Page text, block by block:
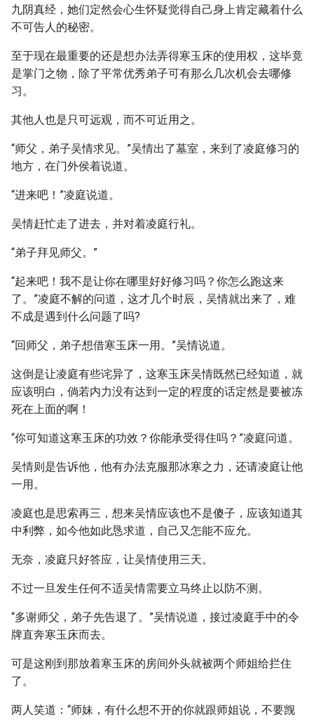
九阴真经，她们定然会心生怀疑觉得自己身上肯定藏着什么
不可告人的秘密。
至于现在最重要的还是想办法弄得寒玉床的使用权，这毕竟
是掌门之物，除了平常优秀弟子可有那么几次机会去哪修
习。
其他人也是只可远观，而不可近用之。
“师父，弟子吴情求见。”吴情出了墓室，来到了凌庭修习的
地方，在门外侯着说道。
“进来吧！”凌庭说道。
吴情赶忙走了进去，并对着凌庭行礼。
“弟子拜见师父。”
“起来吧！我不是让你在哪里好好修习吗？你怎么跑这来
了。”凌庭不解的问道，这才几个时辰，吴情就出来了，难
不成是遇到什么问题了吗?
“回师父，弟子想借寒玉床一用。”吴情说道。
这倒是让凌庭有些诧异了，这寒玉床吴情既然已经知道，就
应该明白，倘若内力没有达到一定的程度的话定然是要被冻
死在上面的啊！
“你可知道这寒玉床的功效？你能承受得住吗？”凌庭问道。
吴情则是告诉他，他有办法克服那冰寒之力，还请凌庭让他
一用。
凌庭也是思索再三，想来吴情应该也不是傻子，应该知道其
中利弊，如今他如此恳求道，自己又怎能不应允。
无奈，凌庭只好答应，让吴情使用三天。
不过一旦发生任何不适吴情需要立马终止以防不测。
“多谢师父，弟子先告退了。”吴情说道，接过凌庭手中的令
牌直奔寒玉床而去。
可是这刚到那放着寒玉床的房间外头就被两个师姐给拦住
了。
两人笑道：“师妹，有什么想不开的你就跟师姐说，不要觊